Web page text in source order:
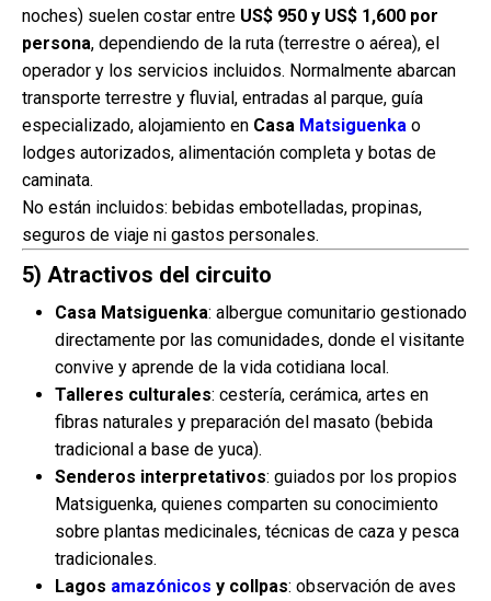
noches) suelen costar entre US$ 950 y US$ 1,600 por
persona, dependiendo de la ruta (terrestre o aérea), el
operador y los servicios incluidos. Normalmente abarcan
transporte terrestre y fluvial, entradas al parque, guía
especializado, alojamiento en Casa Matsiguenka o
lodges autorizados, alimentación completa y botas de
caminata.
No están incluidos: bebidas embotelladas, propinas,
seguros de viaje ni gastos personales.
5) Atractivos del circuito
Casa Matsiguenka: albergue comunitario gestionado
directamente por las comunidades, donde el visitante
convive y aprende de la vida cotidiana local.
Talleres culturales: cestería, cerámica, artes en
fibras naturales y preparación del masato (bebida
tradicional a base de yuca).
Senderos interpretativos: guiados por los propios
Matsiguenka, quienes comparten su conocimiento
sobre plantas medicinales, técnicas de caza y pesca
tradicionales.
Lagos amazónicos y collpas: observación de aves